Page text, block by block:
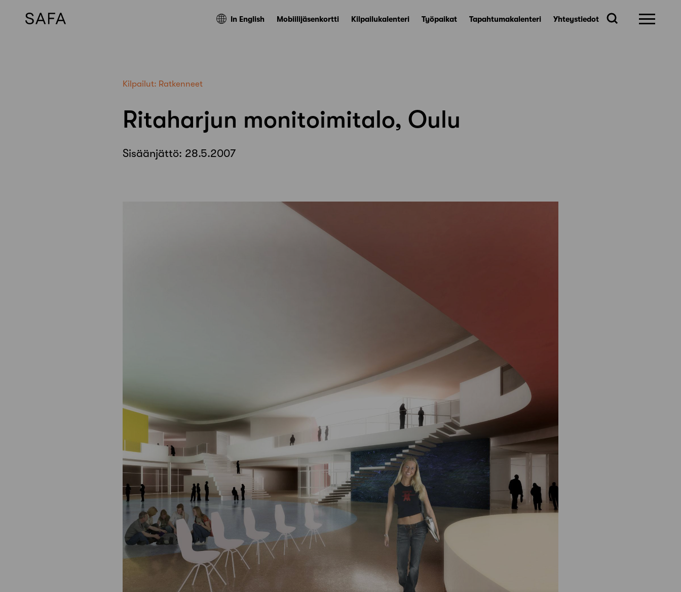
In English Mobiilijäsenkortti Kilpailukalenteri Työpaikat Tapahtumakalenteri Yhteystiedot
Kilpailut: Ratkenneet
Ritaharjun monitoimitalo, Oulu
Sisäänjättö: 28.5.2007